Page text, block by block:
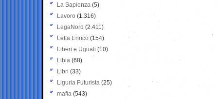
La Sapienza (5)
Lavoro (1.316)
LegaNord (2.411)
Letta Enrico (154)
Liberi e Uguali (10)
Libia (68)
Libri (33)
Liguria Futurista (25)
mafia (543)